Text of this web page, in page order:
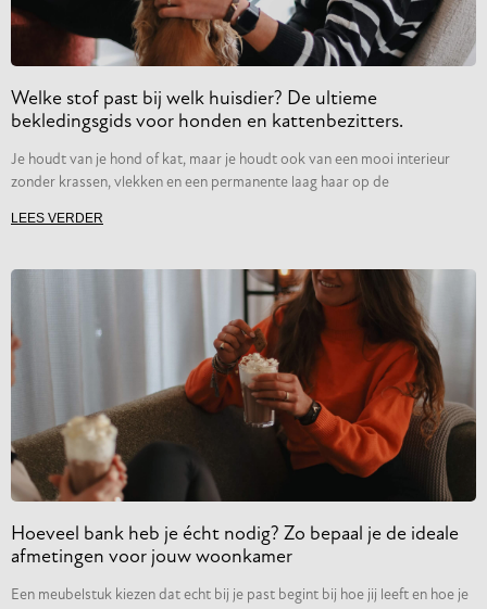
Welke stof past bij welk huisdier? De ultieme
bekledingsgids voor honden en kattenbezitters.
Je houdt van je hond of kat, maar je houdt ook van een mooi interieur
zonder krassen, vlekken en een permanente laag haar op de
LEES VERDER
Hoeveel bank heb je écht nodig? Zo bepaal je de ideale
afmetingen voor jouw woonkamer
Een meubelstuk kiezen dat echt bij je past begint bij hoe jij leeft en hoe je